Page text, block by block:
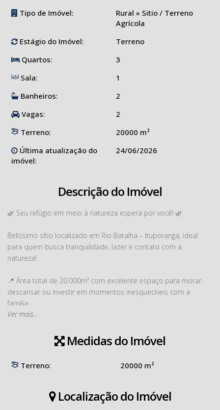
Tipo de Imóvel:
Rural » Sitio / Terreno
Agrícola
Estágio do Imóvel:
Terreno
Quartos:
3
Sala:
1
Banheiros:
2
Vagas:
2
Terreno:
20000 m²
Última atualização do
imóvel:
24/06/2026
Descrição do Imóvel
🌿 Seu refúgio em meio à natureza espera por você! 🌿
Belíssimo sítio localizado em Rio Batalha – Ituporanga, ideal
para quem busca tranquilidade, lazer e contato com a
natureza!
📍 Área total de 20.000m² com excelente espaço para morar,
descansar ou investir em momentos inesquecíveis com a
família.
🏡 Casa ampla com 285m² de área construída
🎉 Área de festas perfeita para confraternizações
🎯 Salão de jogos para diversão e entretenimento
🐟 02 lagoas que tornam o ambiente ainda mais encantador
Um lugar único, cercado por belas paisagens, ideal para quem
Ver mais...
Medidas do Imóvel
Terreno: 20000 m²
Localização do Imóvel